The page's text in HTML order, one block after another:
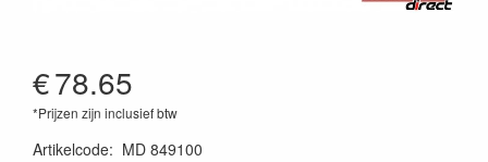
€78.65
*Prijzen zijn inclusief btw
Artikelcode: MD 849100